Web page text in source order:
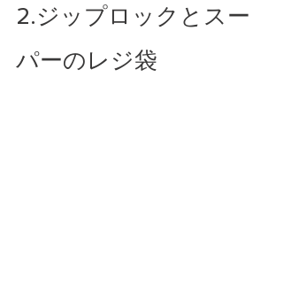
2.ジップロックとスー
パーのレジ袋